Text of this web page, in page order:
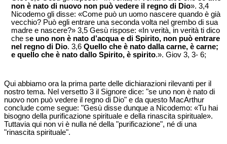
non è nato di nuovo non può vedere il regno di Dio». 3,4
Nicodemo gli disse: «Come può un uomo nascere quando è già
vecchio? Può egli entrare una seconda volta nel grembo di sua
madre e nascere?» 3,5 Gesù rispose: «In verità, in verità ti dico
che se uno non è nato d’acqua e di Spirito, non può entrare
nel regno di Dio. 3,6 Quello che è nato dalla carne, è carne;
e quello che è nato dallo Spirito, è spirito.». Giov 3, 3- 6;
Qui abbiamo ora la prima parte delle dichiarazioni rilevanti per il
nostro tema. Nel versetto 3 il Signore dice: "se uno non è nato di
nuovo non può vedere il regno di Dio" e da questo MacArthur
conclude come segue: "Gesù disse dunque a Nicodemo: «Tu hai
bisogno della purificazione spirituale e della rinascita spirituale».
Tuttavia qui non vi è nulla né della "purificazione", né di una
"rinascita spirituale".